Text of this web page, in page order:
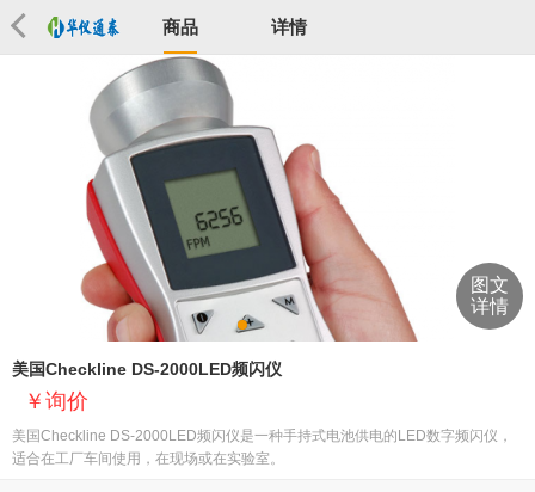
商品 详情
图文
详情
美国Checkline DS-2000LED频闪仪
询价
美国Checkline DS-2000LED频闪仪是一种手持式电池供电的LED数字频闪仪，
适合在工厂车间使用，在现场或在实验室。